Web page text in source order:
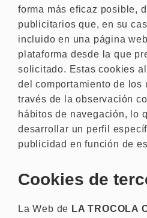
forma más eficaz posible,
publicitarios que, en su
incluido en una página
plataforma desde la que
solicitado. Estas cookies
del comportamiento de los
través de la observación
hábitos de navegación, lo
desarrollar un perfil
publicidad en función de
Cookies de
La Web de LA TROCOLA